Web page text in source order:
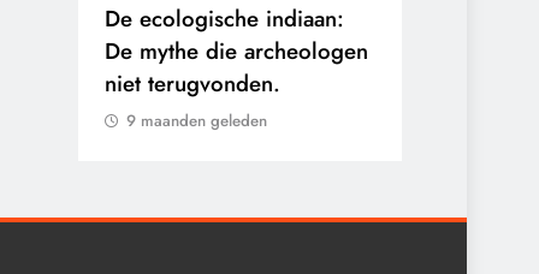
De ecologische indiaan:
De mythe die archeologen
niet terugvonden.
9 maanden geleden